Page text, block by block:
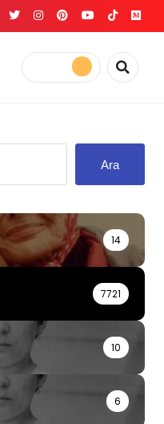
Ara
14
7721
10
6